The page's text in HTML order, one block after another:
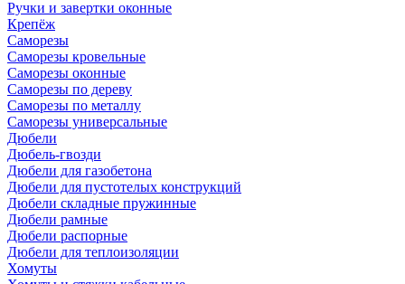
Ручки и завертки оконные
Крепёж
Саморезы
Саморезы кровельные
Саморезы оконные
Саморезы по дереву
Саморезы по металлу
Саморезы универсальные
Дюбели
Дюбель-гвозди
Дюбели для газобетона
Дюбели для пустотелых конструкций
Дюбели складные пружинные
Дюбели рамные
Дюбели распорные
Дюбели для теплоизоляции
Хомуты